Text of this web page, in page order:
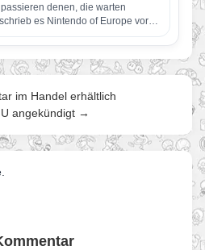
denen, die warten
es Nintendo of Europe vor
auf…
im Handel erhältlich
angekündigt →